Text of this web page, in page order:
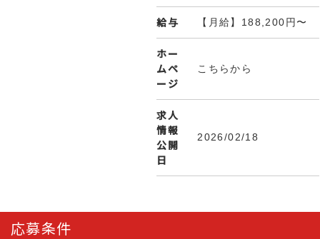
給与 【月給】188,200円〜
ホー
ムペ
ージ
こちらから
求人
情報
公開
日
2026/02/18
応募条件